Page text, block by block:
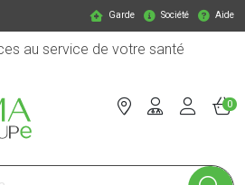
Garde Société Aide
au service de votre santé
en ligne à votre service
0